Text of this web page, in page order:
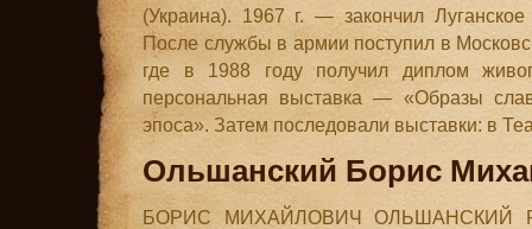
(Украина). 1967 г. — закончил
После службы в армии поступил в
где в 1988 году получил диплом
персональная выставка — «Образы
эпоса». Затем последовали выставки: в
Ольшанский Борис
БОРИС МИХАЙЛОВИЧ ОЛЬШАНСКИЙ